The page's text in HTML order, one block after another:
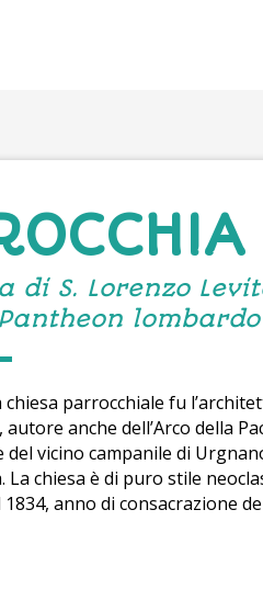
di S. Lorenzo
lombardo
parrocchiale fu
autore anche dell’Arco della
del vicino campanile di
La chiesa è di puro stile
anno di consacrazione